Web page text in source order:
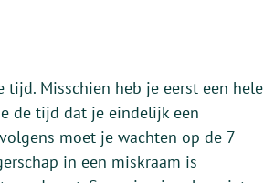
tijd. Misschien heb je eerst een hele
de tijd dat je eindelijk een
moet je wachten op de 7
in een miskraam is